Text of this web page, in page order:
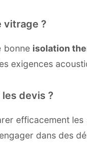
vitrage ?
bonne isolation
exigences
devis ?
efficacement
dans des